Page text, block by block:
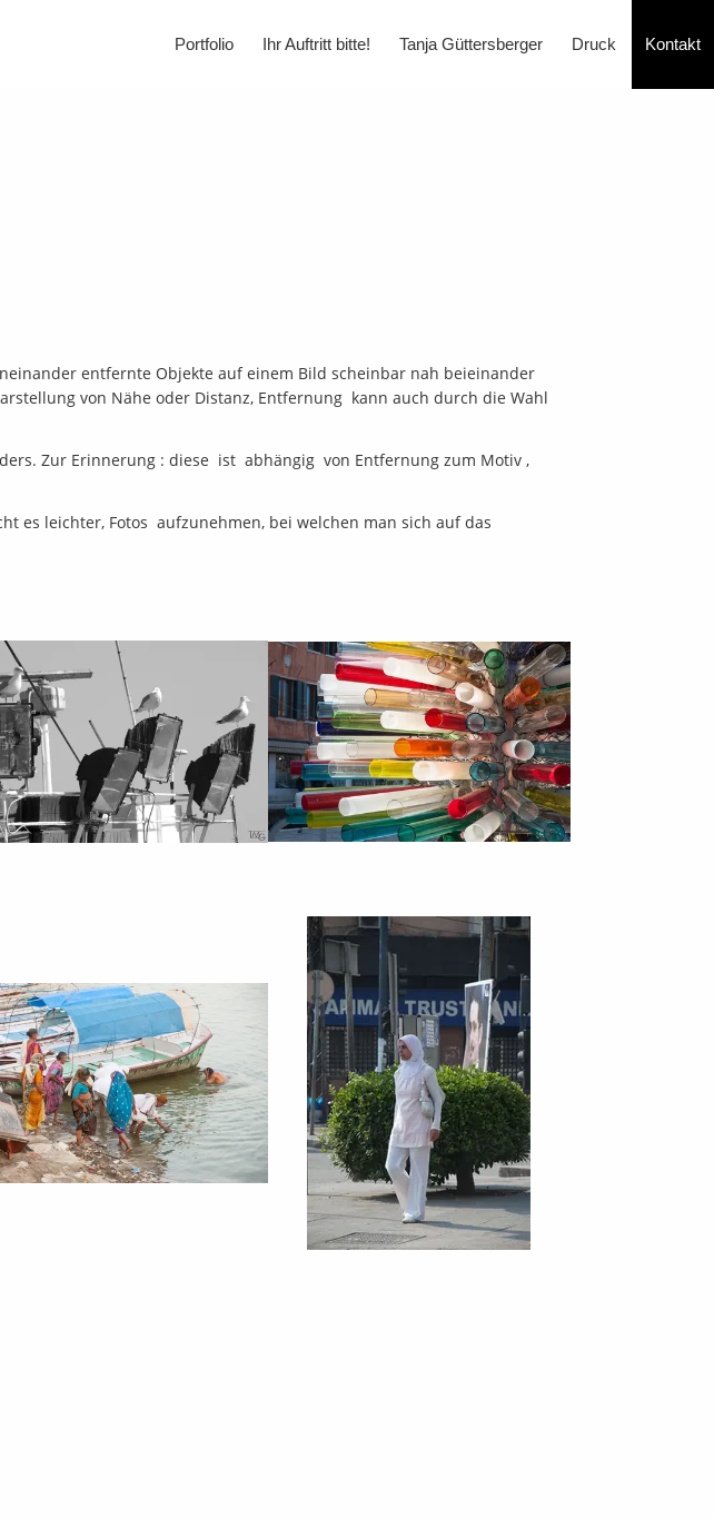
Portfolio
Ich Du er Sie ... Portrait Mix
Virtuelle Touren & Panoramen
www.medien-it.at
Ihr Auftritt bitte! Tanja Güttersberger Druck Kontakt
entfernte Objekte auf einem Bild scheinbar nah beieinander
von Nähe oder Distanz, Entfernung kann auch durch die Wahl
Zur Erinnerung : diese ist abhängig von Entfernung zum Motiv ,
es leichter, Fotos aufzunehmen, bei welchen man sich auf das